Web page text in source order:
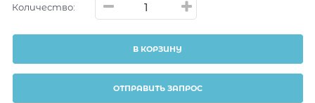
Количество:
В КОРЗИНУ
ОТПРАВИТЬ ЗАПРОС